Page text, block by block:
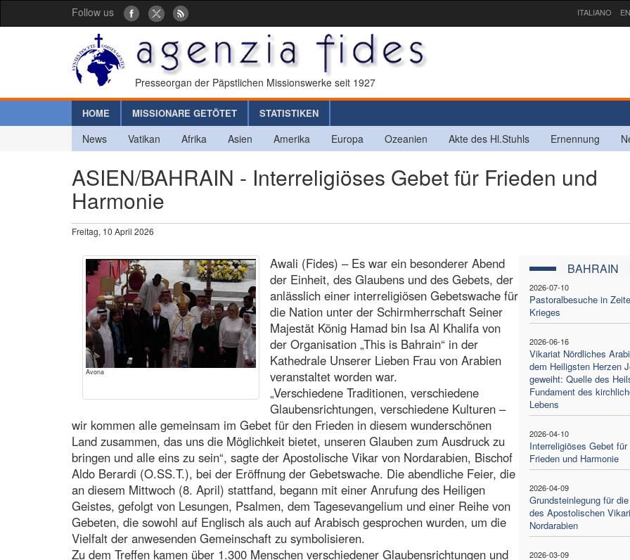
Follow us ITALIANO
Presseorgan der Päpstlichen Missionswerke seit 1927
HOME MISSIONARE GETÖTET STATISTIKEN
News Vatikan Afrika Asien Amerika Europa Ozeanien Akte des Hl.Stuhls Ernennung
ASIEN/BAHRAIN - Interreligiöses Gebet für Frieden und
Harmonie
Freitag, 10 April 2026
Avona
BAHRAIN
2026-07-10
Pastoralbesuche in
Krieges
2026-06-16
Vikariat Nördliches
dem Heiligsten Herzen
geweiht: Quelle des
Fundament des
Lebens
2026-04-10
Interreligiöses Gebet für
Frieden und Harmonie
2026-04-09
Grundsteinlegung für
des Apostolischen
Nordarabien
2026-03-09
Awali (Fides) – Es war ein besonderer Abend
der Einheit, des Glaubens und des Gebets, der
anlässlich einer interreligiösen Gebetswache für
die Nation unter der Schirmherrschaft Seiner
Majestät König Hamad bin Isa Al Khalifa von
der Organisation „This is Bahrain“ in der
Kathedrale Unserer Lieben Frau von Arabien
veranstaltet worden war.
„Verschiedene Traditionen, verschiedene
Glaubensrichtungen, verschiedene Kulturen –
wir kommen alle gemeinsam im Gebet für den Frieden in diesem wunderschönen
Land zusammen, das uns die Möglichkeit bietet, unseren Glauben zum Ausdruck zu
bringen und alle eins zu sein“, sagte der Apostolische Vikar von Nordarabien, Bischof
Aldo Berardi (O.SS.T.), bei der Eröffnung der Gebetswache. Die abendliche Feier, die
an diesem Mittwoch (8. April) stattfand, begann mit einer Anrufung des Heiligen
Geistes, gefolgt von Lesungen, Psalmen, dem Tagesevangelium und einer Reihe von
Gebeten, die sowohl auf Englisch als auch auf Arabisch gesprochen wurden, um die
Vielfalt der anwesenden Gemeinschaft zu symbolisieren.
Zu dem Treffen kamen über 1.300 Menschen verschiedener Glaubensrichtungen und